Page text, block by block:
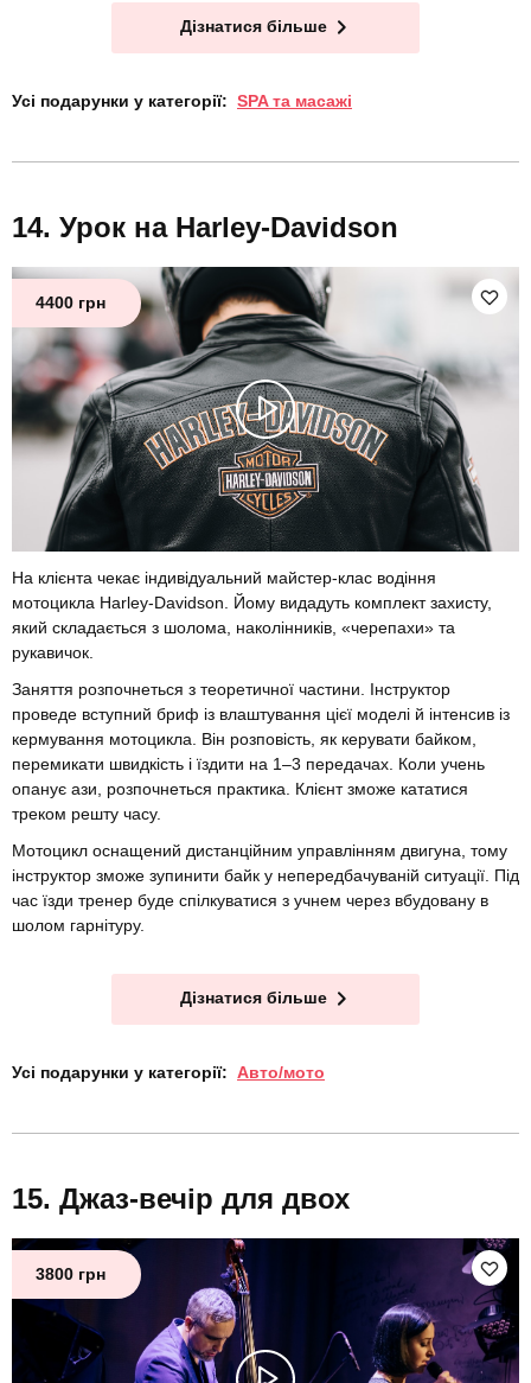
Дізнатися більше
Усі подарунки у категорії: SPA та масажі
Урок на Harley-Davidson
4400 грн
На клієнта чекає індивідуальний майстер-клас водіння
мотоцикла Harley-Davidson. Йому видадуть комплект захисту,
який складається з шолома, наколінників, «черепахи» та
рукавичок.
Заняття розпочнеться з теоретичної частини. Інструктор
проведе вступний бриф із влаштування цієї моделі й інтенсив із
кермування мотоцикла. Він розповість, як керувати байком,
перемикати швидкість і їздити на 1–3 передачах. Коли учень
опанує ази, розпочнеться практика. Клієнт зможе кататися
треком решту часу.
Мотоцикл оснащений дистанційним управлінням двигуна, тому
інструктор зможе зупинити байк у непередбачуваній ситуації. Під
час їзди тренер буде спілкуватися з учнем через вбудовану в
шолом гарнітуру.
Дізнатися більше
Усі подарунки у категорії: Авто/мото
Джаз-вечір для двох
3800 грн